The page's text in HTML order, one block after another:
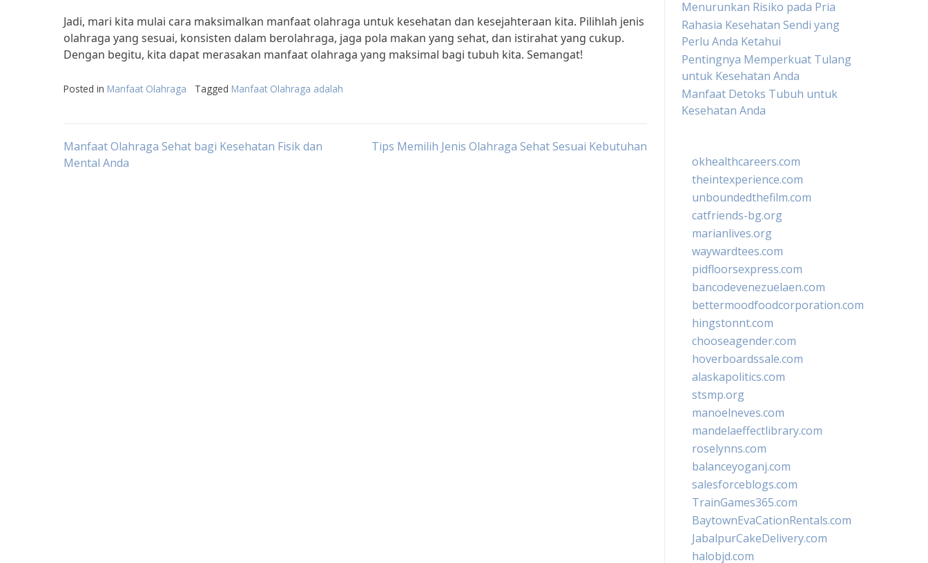
Jadi, mari kita mulai cara maksimalkan manfaat olahraga untuk kesehatan dan kesejahteraan kita. Pilihlah jenis
olahraga yang sesuai, konsisten dalam berolahraga, jaga pola makan yang sehat, dan istirahat yang cukup.
Dengan begitu, kita dapat merasakan manfaat olahraga yang maksimal bagi tubuh kita. Semangat!
Posted in Manfaat Olahraga Tagged Manfaat Olahraga adalah
Post
Manfaat Olahraga Sehat bagi Kesehatan Fisik dan
Mental Anda
Tips Memilih Jenis Olahraga Sehat Sesuai Kebutuhan
Menurunkan Risiko pada Pria
Rahasia Kesehatan Sendi yang
Perlu Anda Ketahui
Pentingnya Memperkuat Tulang
untuk Kesehatan Anda
Manfaat Detoks Tubuh untuk
Kesehatan Anda
okhealthcareers.com
theintexperience.com
unboundedthefilm.com
catfriends-bg.org
marianlives.org
waywardtees.com
pidfloorsexpress.com
bancodevenezuelaen.com
bettermoodfoodcorporation.com
hingstonnt.com
chooseagender.com
hoverboardssale.com
alaskapolitics.com
stsmp.org
manoelneves.com
mandelaeffectlibrary.com
roselynns.com
balanceyoganj.com
salesforceblogs.com
TrainGames365.com
BaytownEvaCationRentals.com
JabalpurCakeDelivery.com
halobjd.com